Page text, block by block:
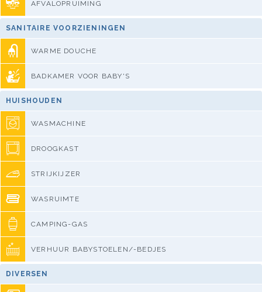
AFVALOPRUIMING
SANITAIRE VOORZIENINGEN
WARME DOUCHE
BADKAMER VOOR BABY'S
HUISHOUDEN
WASMACHINE
DROOGKAST
STRIJKIJZER
WASRUIMTE
CAMPING-GAS
VERHUUR BABYSTOELEN/-BEDJES
DIVERSEN